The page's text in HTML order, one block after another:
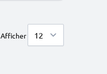
Afficher